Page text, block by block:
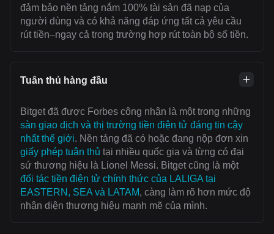
đảm bảo nền tảng nắm 100% tài sản đã nạp của
người dùng và có khả năng đáp ứng tất cả yêu cầu
rút tiền–ngay cả trong trường hợp rút toàn bộ số tiền.
Tuân thủ hàng đầu
Bitget đã được Forbes công nhận là một trong những
sàn giao dịch và thị trường tiền điện tử đáng tin cậy
nhất thế giới. Nền tảng đã có hoặc đang nộp đơn xin
giấy phép tuân thủ tại nhiều quốc gia và từng có đại
sứ thương hiệu là Lionel Messi. Bitget cũng là một
đối tác tiền điện tử chính thức của LALIGA tại
EASTERN, SEA và LATAM, càng làm rõ hơn mức độ
nhận diện thương hiệu mạnh mẽ của mình.